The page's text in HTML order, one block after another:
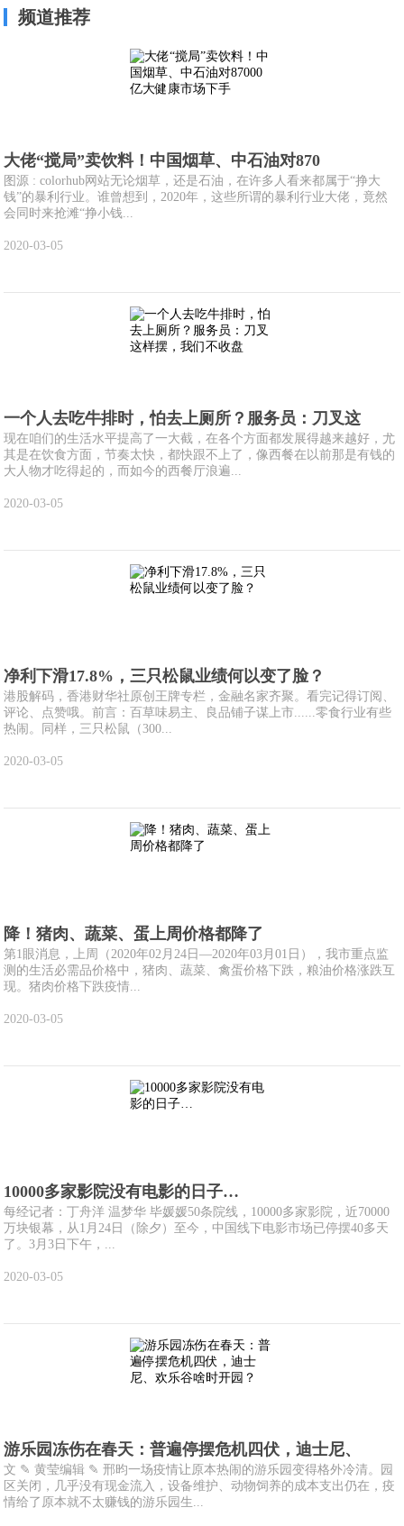
频道推荐
大佬“搅局”卖饮料！中国烟草、中石油对870
图源 : colorhub网站无论烟草，还是石油，在许多人看来都属于“挣大
钱”的暴利行业。谁曾想到，2020年，这些所谓的暴利行业大佬，竟然
会同时来抢滩“挣小钱...
2020-03-05
一个人去吃牛排时，怕去上厕所？服务员：刀叉这
现在咱们的生活水平提高了一大截，在各个方面都发展得越来越好，尤
其是在饮食方面，节奏太快，都快跟不上了，像西餐在以前那是有钱的
大人物才吃得起的，而如今的西餐厅浪遍...
2020-03-05
净利下滑17.8%，三只松鼠业绩何以变了脸？
港股解码，香港财华社原创王牌专栏，金融名家齐聚。看完记得订阅、
评论、点赞哦。前言：百草味易主、良品铺子谋上市......零食行业有些
热闹。同样，三只松鼠（300...
2020-03-05
降！猪肉、蔬菜、蛋上周价格都降了
第1眼消息，上周（2020年02月24日—2020年03月01日），我市重点监
测的生活必需品价格中，猪肉、蔬菜、禽蛋价格下跌，粮油价格涨跌互
现。猪肉价格下跌疫情...
2020-03-05
10000多家影院没有电影的日子…
每经记者：丁舟洋 温梦华 毕媛媛50条院线，10000多家影院，近70000
万块银幕，从1月24日（除夕）至今，中国线下电影市场已停摆40多天
了。3月3日下午，...
2020-03-05
游乐园冻伤在春天：普遍停摆危机四伏，迪士尼、
文 ✎ 黄莹编辑 ✎ 邢昀一场疫情让原本热闹的游乐园变得格外冷清。园
区关闭，几乎没有现金流入，设备维护、动物饲养的成本支出仍在，疫
情给了原本就不太赚钱的游乐园生...